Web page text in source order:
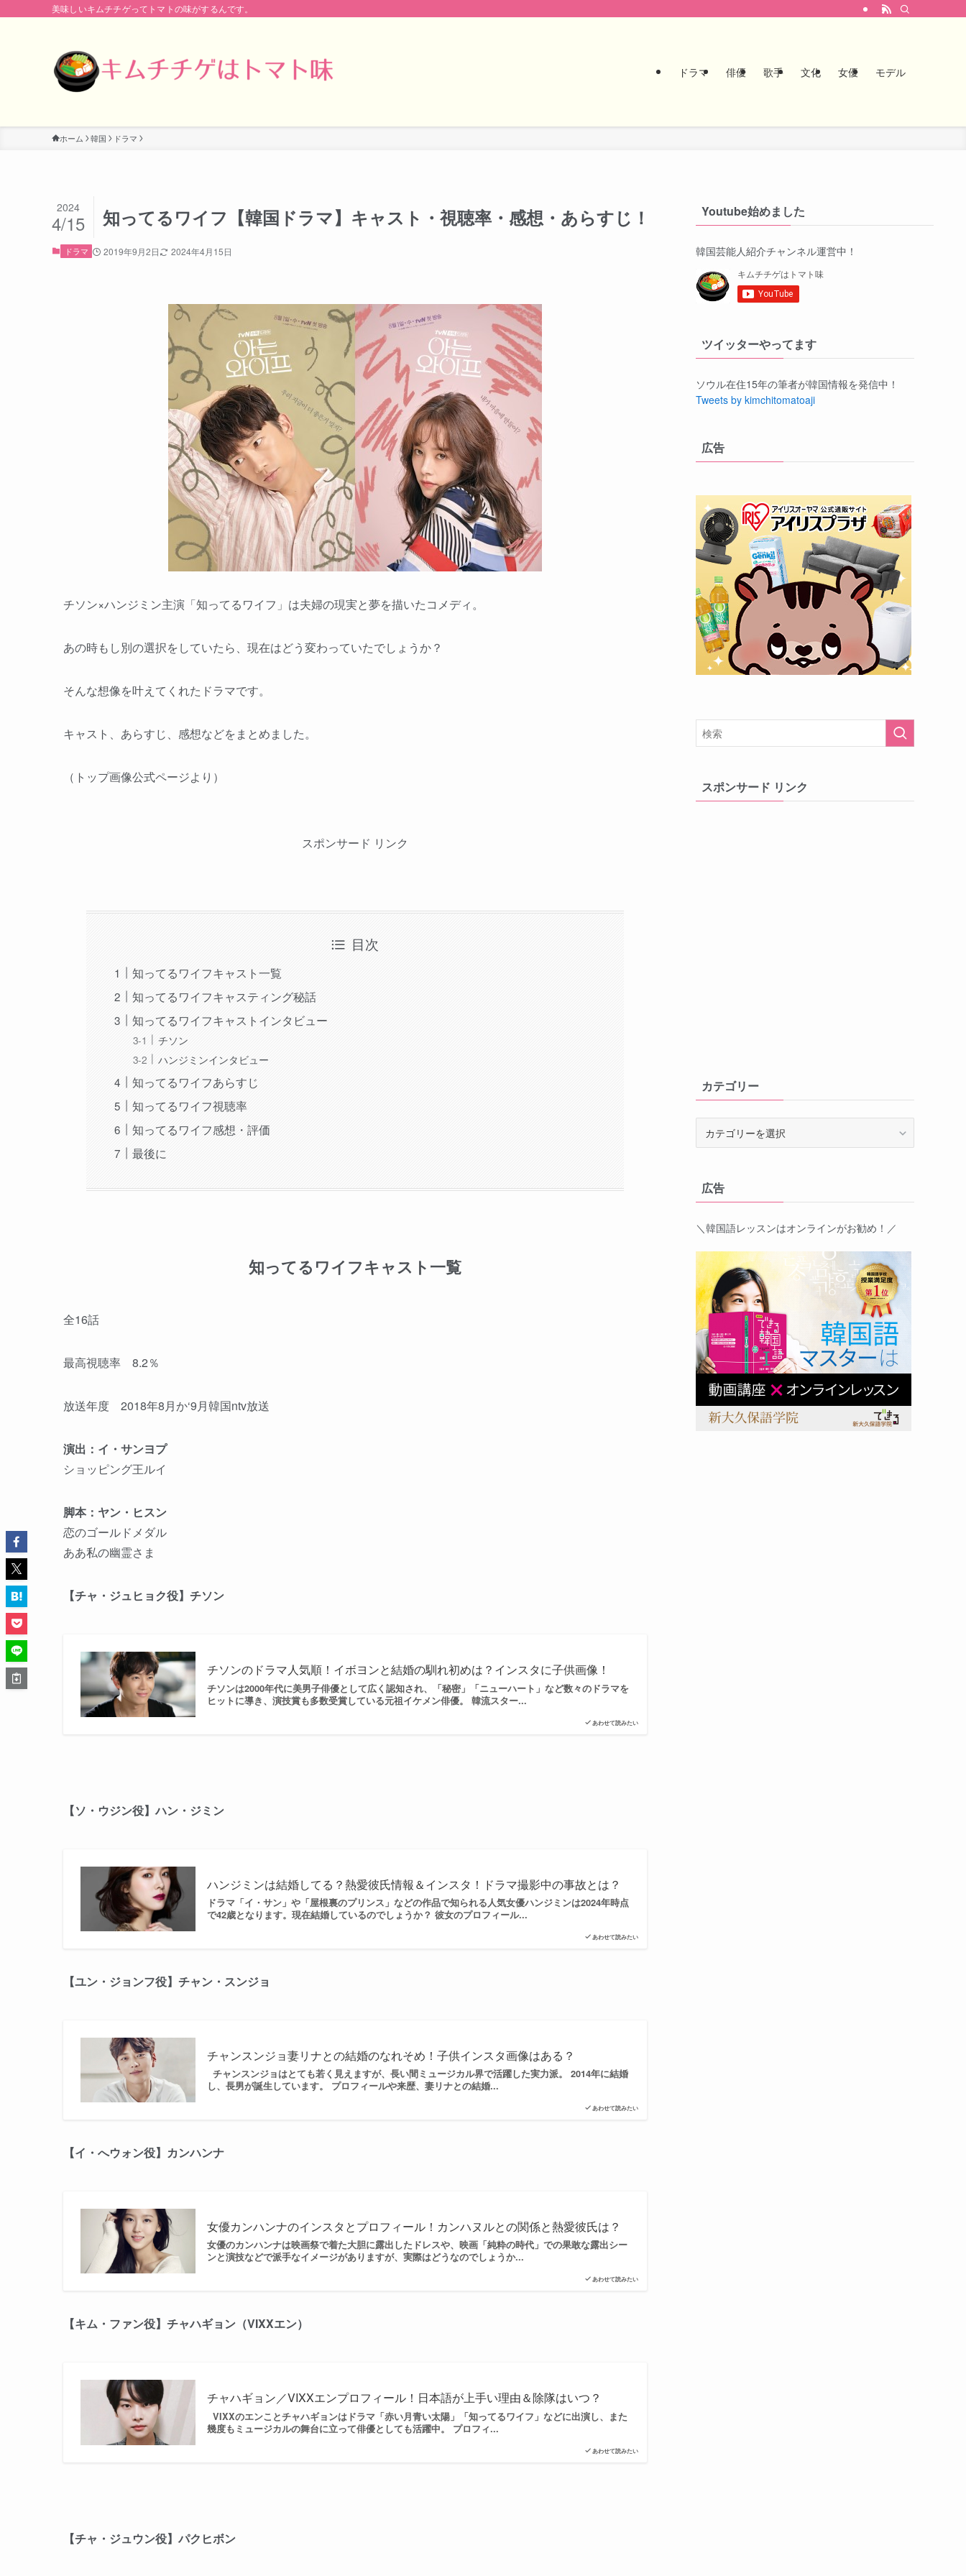
美味しいキムチチゲってトマトの味がするんです。
ドラマ 俳優 歌手 文化 女優 モデル
ホーム 韓国 ドラマ
知ってるワイフ【韓国ドラマ】キャスト・視聴率・感想・あらすじ！
2024
4/15
ドラマ 2019年9月2日 2024年4月15日
チソン×ハンジミン主演「知ってるワイフ」は夫婦の現実と夢を描いたコメディ。
あの時もし別の選択をしていたら、現在はどう変わっていたでしょうか？
そんな想像を叶えてくれたドラマです。
キャスト、あらすじ、感想などをまとめました。
（トップ画像公式ページより）
スポンサード リンク
目次
知ってるワイフキャスト一覧
知ってるワイフキャスティング秘話
知ってるワイフキャストインタビュー
チソン
ハンジミンインタビュー
知ってるワイフあらすじ
知ってるワイフ視聴率
知ってるワイフ感想・評価
最後に
知ってるワイフキャスト一覧
全16話
最高視聴率 8.2％
放送年度 2018年8月か‘9月韓国ntv放送
演出：イ・サンヨプ
ショッピング王ルイ
脚本：ヤン・ヒスン
恋のゴールドメダル
ああ私の幽霊さま
【チャ・ジュヒョク役】チソン
あわせて読みたい
チソンのドラマ人気順！イボヨンと結婚の馴れ初めは？インスタに子供画像！
チソンは2000年代に美男子俳優として広く認知され、「秘密」「ニューハート」など数々のドラマを
ヒットに導き、演技賞も多数受賞している元祖イケメン俳優。 韓流スター...
【ソ・ウジン役】ハン・ジミン
あわせて読みたい
ハンジミンは結婚してる？熱愛彼氏情報＆インスタ！ドラマ撮影中の事故とは？
ドラマ「イ・サン」や「屋根裏のプリンス」などの作品で知られる人気女優ハンジミンは2024年時点
で42歳となります。現在結婚しているのでしょうか？ 彼女のプロフィール...
【ユン・ジョンフ役】チャン・スンジョ
あわせて読みたい
チャンスンジョ妻リナとの結婚のなれそめ！子供インスタ画像はある？
チャンスンジョはとても若く見えますが、長い間ミュージカル界で活躍した実力派。 2014年に結婚
し、長男が誕生しています。 プロフィールや来歴、妻リナとの結婚...
【イ・へウォン役】カンハンナ
あわせて読みたい
女優カンハンナのインスタとプロフィール！カンハヌルとの関係と熱愛彼氏は？
女優のカンハンナは映画祭で着た大胆に露出したドレスや、映画「純粋の時代」での果敢な露出シー
ンと演技などで派手なイメージがありますが、実際はどうなのでしょうか...
【キム・ファン役】チャハギョン（VIXXエン）
あわせて読みたい
チャハギョン／VIXXエンプロフィール！日本語が上手い理由＆除隊はいつ？
VIXXのエンことチャハギョンはドラマ「赤い月青い太陽」「知ってるワイフ」などに出演し、また
幾度もミュージカルの舞台に立って俳優としても活躍中。 プロフィ...
【チャ・ジュウン役】パクヒボン
Youtube始めました
韓国芸能人紹介チャンネル運営中！
ツイッターやってます
ソウル在住15年の筆者が韓国情報を発信中！
Tweets by kimchitomatoaji
広告
スポンサード リンク
カテゴリー
ー広告
＼韓国語レッスンはオンラインがお勧め！／